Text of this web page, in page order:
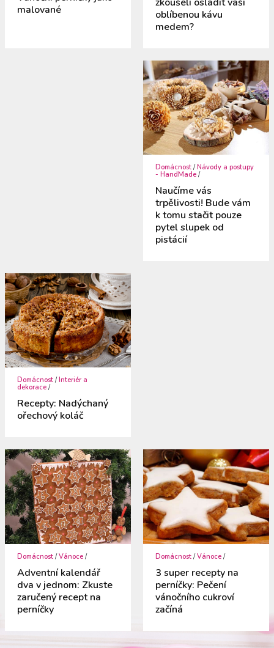
malované
oblíbenou kávu
medem?
Domácnost /Návody a postupy
- HandMade /
Naučíme vás
trpělivosti! Bude vám
k tomu stačit pouze
pytel slupek od
pistácií
Domácnost /Interiér a
dekorace /
Recepty: Nadýchaný
ořechový koláč
Domácnost /Vánoce /
Adventní kalendář
dva v jednom: Zkuste
zaručený recept na
perníčky
Domácnost /Vánoce /
3 super recepty na
perníčky: Pečení
vánočního cukroví
začíná